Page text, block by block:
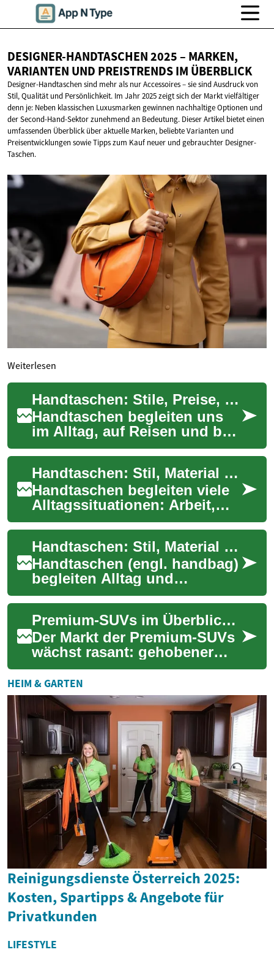
DESIGNER-HANDTASCHEN 2025 – MARKEN,
VARIANTEN UND PREISTRENDSIM ÜBERBLICK
Designer-Handtaschen sind mehr als nur Accessoires – sie sind Ausdruck von
Stil, Qualität und Persönlichkeit. Im Jahr 2025 zeigt sich der Markt vielfältiger
denn je: Neben klassischen Luxusmarken gewinnen nachhaltige Optionen und
der Second-Hand-Sektor zunehmend an Bedeutung. Dieser Artikel bietet einen
umfassenden Überblick über aktuelle Marken, beliebte Varianten und
Preisentwicklungen sowie Tipps zum Kauf neuer und gebrauchter Designer-
Taschen.
Weiterlesen
Handtaschen: Stile, Preise, Pflege und Einkaufstipps
Handtaschen begleiten uns
im Alltag, auf Reisen und bei
besonderen Anlässen. Sie
verbinden Funktion und Stil,
bieten ...
Handtaschen: Stil, Material und Kosten verstehen
Handtaschen begleiten viele
Alltagssituationen: Arbeit,
Freizeit oder Reisen. Eine gut
gewählte Tasche verbindet
Funk...
Handtaschen: Stil, Material und Kaufhinweise
Handtaschen (engl. handbag)
begleiten Alltag und
besondere Anlässe
gleichermaßen. Sie
kombinieren Funktionalität
mit ...
Premium-SUVs im Überblick: Modelle, Technik und Angebote
Der Markt der Premium-SUVs
wächst rasant: gehobener
Komfort trifft auf
Vielseitigkeit und neueste
Technik. Entdecken ...
HEIM & GARTEN
Reinigungsdienste Österreich 2025:
Kosten, Spartipps & Angebote für
Privatkunden
LIFESTYLE